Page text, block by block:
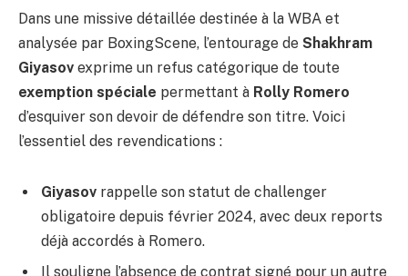
Dans une missive détaillée destinée à la WBA et
analysée par BoxingScene, l’entourage de Shakhram
Giyasov exprime un refus catégorique de toute
exemption spéciale permettant à Rolly Romero
d’esquiver son devoir de défendre son titre. Voici
l’essentiel des revendications :
Giyasov rappelle son statut de challenger
obligatoire depuis février 2024, avec deux reports
déjà accordés à Romero.
Il souligne l’absence de contrat signé pour un autre